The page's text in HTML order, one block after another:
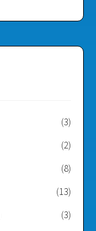
(3)
(2)
(8)
(13)
(3)